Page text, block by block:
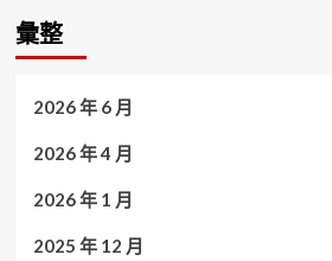
彙整
2026 年 6 月
2026 年 4 月
2026 年 1 月
2025 年 12 月